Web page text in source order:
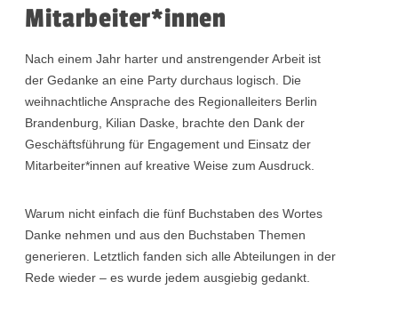
Mitarbeiter*innen
Nach einem Jahr harter und anstrengender Arbeit ist
der Gedanke an eine Party durchaus logisch. Die
weihnachtliche Ansprache des Regionalleiters Berlin
Brandenburg, Kilian Daske, brachte den Dank der
Geschäftsführung für Engagement und Einsatz der
Mitarbeiter*innen auf kreative Weise zum Ausdruck.
Warum nicht einfach die fünf Buchstaben des Wortes
Danke nehmen und aus den Buchstaben Themen
generieren. Letztlich fanden sich alle Abteilungen in der
Rede wieder – es wurde jedem ausgiebig gedankt.